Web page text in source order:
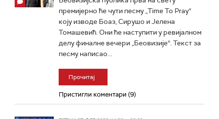
премијерно ће чути песму „Time To Pray“
коју изводе Боаз, Сирушо и Јелена
Томашевић. Они ће наступити у ревијалном
делу финалне вечери „Беовизије“. Текст за
песму написао...
Прочитај
Пристигли коментари (9)